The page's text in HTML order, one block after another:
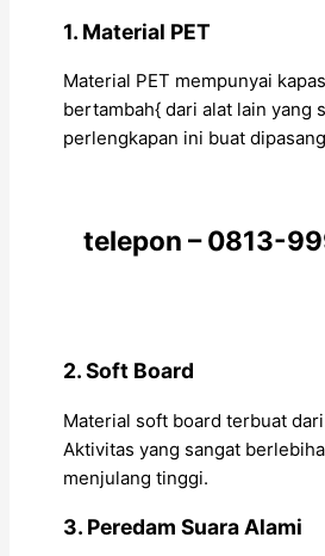
1. Material PET
Material PET mempunyai
bertambah{ dari alat lain yang
perlengkapan ini buat
telepon – 0813-
2. Soft Board
Material soft board terbuat
Aktivitas yang sangat
menjulang tinggi.
3. Peredam Suara Alami